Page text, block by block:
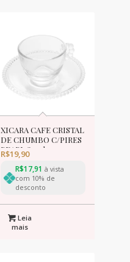
XICARA CAFE CRISTAL
DE CHUMBO C/PIRES
PEARL 80ml
R$19,90
R$17,91 à vista
com 10% de
desconto
Leia
mais